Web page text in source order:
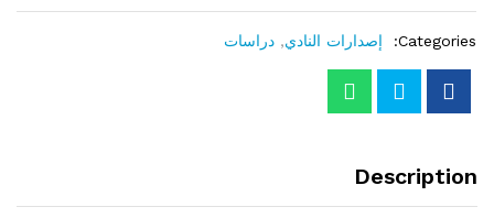
Categories: إصدارات النادي, دراسات
Description